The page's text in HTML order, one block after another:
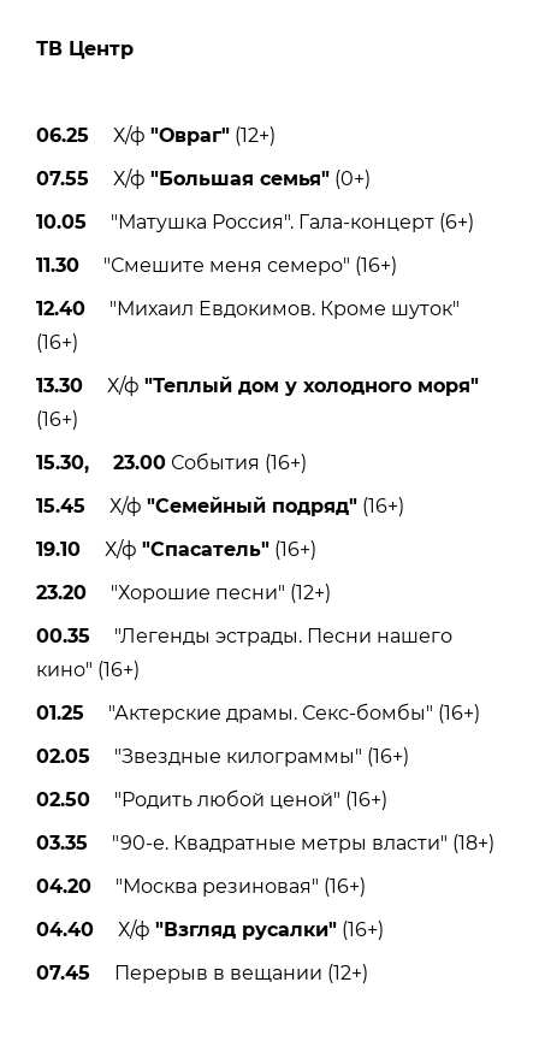
ТВ Центр
06.25 Х/ф "Овраг" (12+)
07.55 Х/ф "Большая семья" (0+)
10.05 "Матушка Россия". Гала-концерт (6+)
11.30 "Смешите меня семеро" (16+)
12.40 "Михаил Евдокимов. Кроме шуток"
(16+)
13.30 Х/ф "Теплый дом у холодного моря"
(16+)
15.30, 23.00 События (16+)
15.45 Х/ф "Семейный подряд" (16+)
19.10 Х/ф "Спасатель" (16+)
23.20 "Хорошие песни" (12+)
00.35 "Легенды эстрады. Песни нашего
кино" (16+)
01.25 "Актерские драмы. Секс-бомбы" (16+)
02.05 "Звездные килограммы" (16+)
02.50 "Родить любой ценой" (16+)
03.35 "90-е. Квадратные метры власти" (18+)
04.20 "Москва резиновая" (16+)
04.40 Х/ф "Взгляд русалки" (16+)
07.45 Перерыв в вещании (12+)